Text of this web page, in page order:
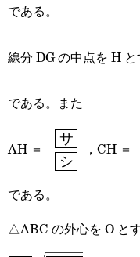
{\boxed{\textsf{カ
である。
線分 DG の中点を H
である。また
AH ＝
シ
サ ，CH ＝
である。
△ABC の外心を O と